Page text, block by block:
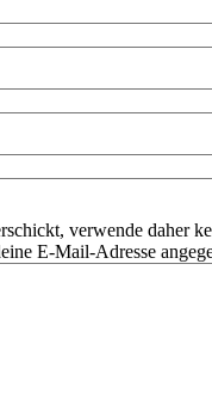
verwende daher
E-Mail-Adresse